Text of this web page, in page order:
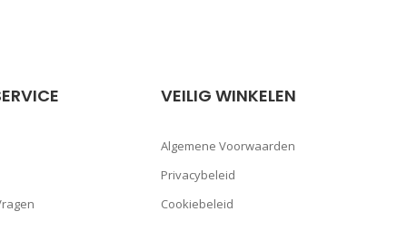
VEILIG WINKELEN
Algemene Voorwaarden
Privacybeleid
Cookiebeleid